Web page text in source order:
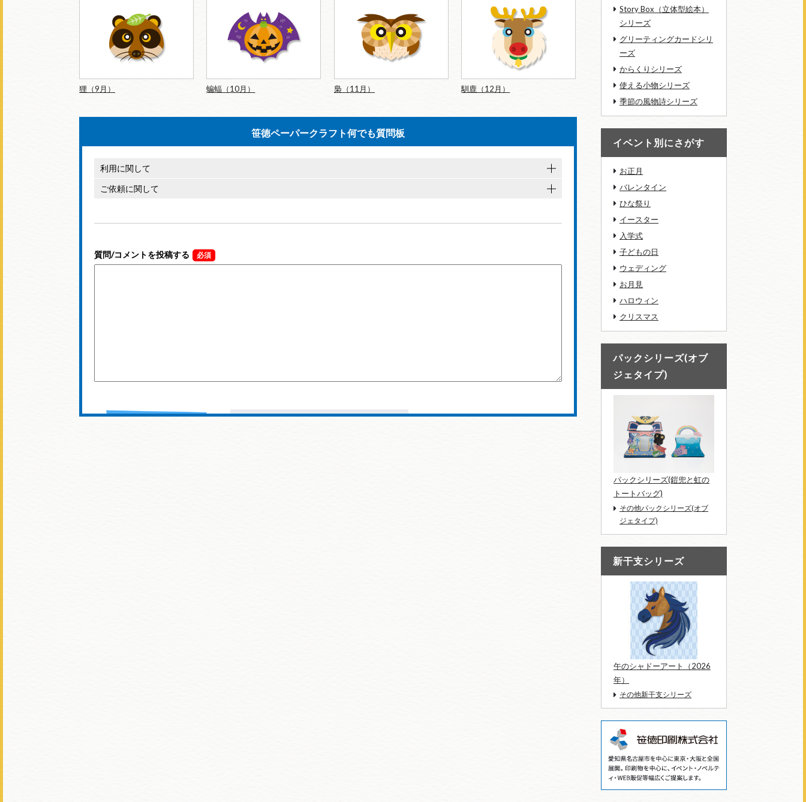
狸（9月） 蝙蝠（10月） 梟（11月） 馴鹿（12月）
Story Box（立体型絵本）
シリーズ
グリーティングカードシリ
ーズ
からくりシリーズ
使える小物シリーズ
季節の風物詩シリーズ
イベント別にさがす
お正月
バレンタイン
ひな祭り
イースター
入学式
子どもの日
ウェディング
お月見
ハロウィン
クリスマス
パックシリーズ(オブ
ジェタイプ)
パックシリーズ(鎧兜と虹の
トートバッグ)
その他パックシリーズ(オブ
ジェタイプ)
新干支シリーズ
午のシャドーアート（2026
年）
その他新干支シリーズ